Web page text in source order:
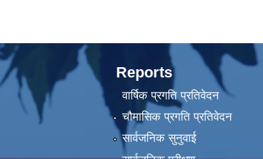
Reports
वार्षिक प्रगति प्रतिवेदन
चौमासिक प्रगति प्रतिवेदन
सार्वजनिक सुनुवाई